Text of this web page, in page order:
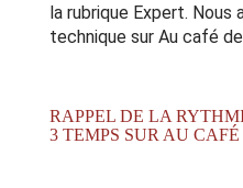
la rubrique Expert. Nous
technique sur Au café
RAPPEL DE LA
3 TEMPS SUR AU